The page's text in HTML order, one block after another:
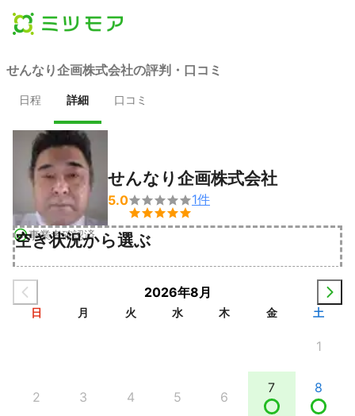
せんなり企画株式会社の評判・口コミ
日程 詳細 口コミ
事業者確認済
せんなり企画株式会社
5.0

1件
空き状況から選ぶ
2026年8月
日 月 火 水 木 金 土
1
2 3 4 5 6
7 8